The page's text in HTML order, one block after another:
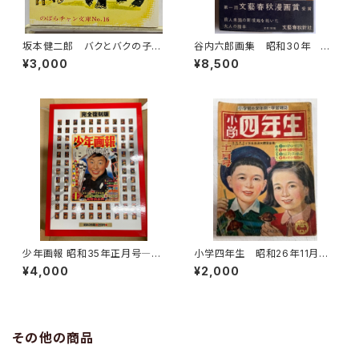
坂本健二郎 バクとバクの子パ
タ 由良たまき のばらチャン
文庫16 文庫通信あり 1960
¥3,000
谷内六郎画集 昭和30年 文
藝春秋新社
¥8,500
少年画報 昭和35年正月号―ス
ペシャルBOX 平成22年
函 少年画報社
¥4,000
小学四年生 昭和26年11月
号 小学館
¥2,000
その他の商品